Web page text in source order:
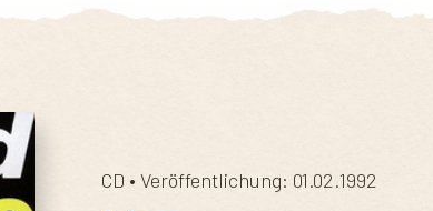
CD • Veröffentlichung: 01.02.1992